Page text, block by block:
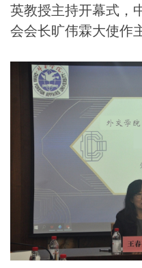
英教授主持开幕式，
会会长旷伟霖大使作